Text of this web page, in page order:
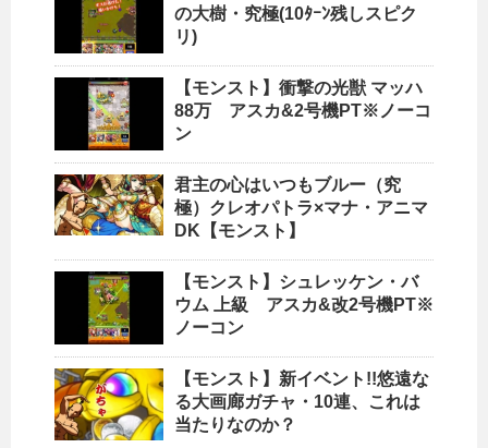
の大樹・究極(10ﾀｰﾝ残しスピク
リ)
【モンスト】衝撃の光獣 マッハ
88万 アスカ&2号機PT※ノーコ
ン
君主の心はいつもブルー（究
極）クレオパトラ×マナ・アニマ
DK【モンスト】
【モンスト】シュレッケン・バ
ウム 上級 アスカ&改2号機PT※
ノーコン
【モンスト】新イベント!!悠遠な
る大画廊ガチャ・10連、これは
当たりなのか？